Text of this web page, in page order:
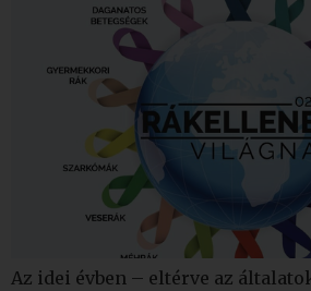
Az idei évben – eltérve az